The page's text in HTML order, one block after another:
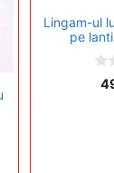
Lingam-ul
pe
o